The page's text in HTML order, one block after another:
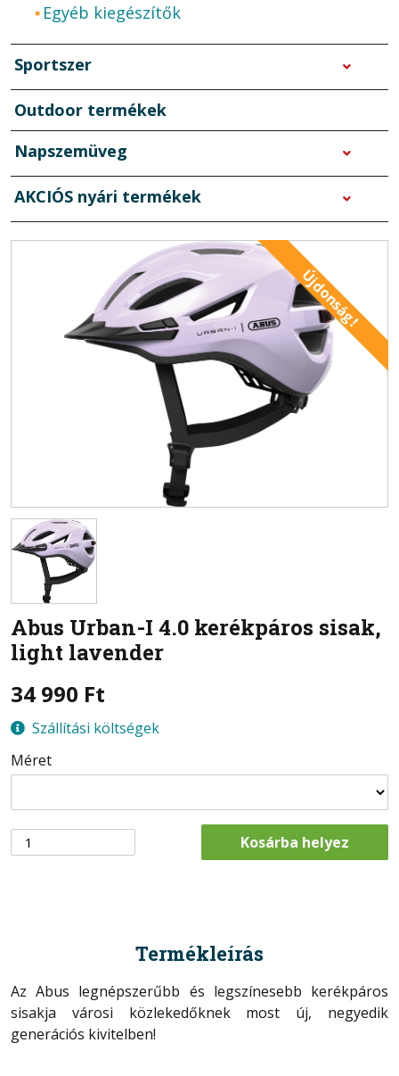
Egyéb kiegészítők
Sportszer
Outdoor termékek
Napszemüveg
AKCIÓS nyári termékek
Újdonság!
Abus Urban-I 4.0 kerékpáros sisak,
light lavender
34 990 Ft
Méret
Szállítási költségek
Kosárba helyez
Termékleírás
Az Abus legnépszerűbb és legszínesebb kerékpáros
sisakja városi közlekedőknek most új, negyedik
generációs kivitelben!